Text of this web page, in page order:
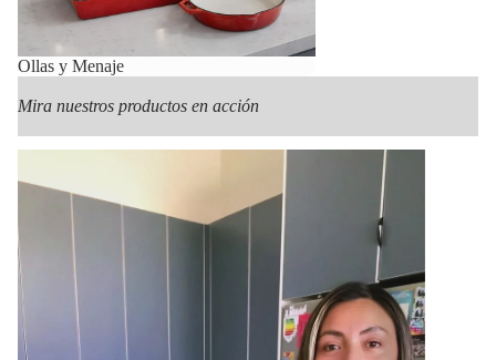
Ollas y Menaje
Mira nuestros productos en acción